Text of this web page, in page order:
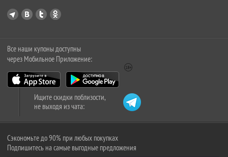
Все наши купоны доступны
через Мобильное Приложение:
Ищите скидки поблизости,
не выходя из чата:
Сэкономьте до 90% при любых покупках
Подпишитесь на самые выгодные предложения